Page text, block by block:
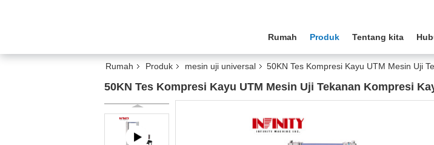
Rumah Produk Tentang kita
Rumah Produk mesin uji universal 50KN Tes Kompresi Kayu UTM Mesin Uji
50KN Tes Kompresi Kayu UTM Mesin Uji Tekanan Kompresi